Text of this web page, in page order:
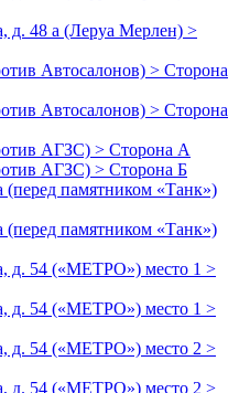
д. 48 а (Леруа Мерлен) >
Автосалонов) > Сторона
Автосалонов) > Сторона
АГЗС) > Сторона А
АГЗС) > Сторона Б
(перед памятником «Танк»)
(перед памятником «Танк»)
д. 54 («МЕТРО») место 1 >
д. 54 («МЕТРО») место 1 >
д. 54 («МЕТРО») место 2 >
д. 54 («МЕТРО») место 2 >